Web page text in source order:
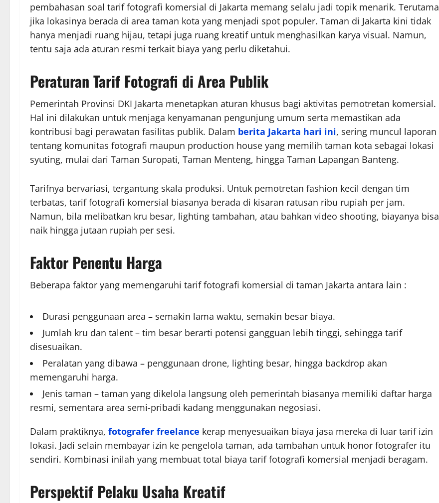
pembahasan soal tarif fotografi komersial di Jakarta memang selalu jadi topik menarik. Terutama
jika lokasinya berada di area taman kota yang menjadi spot populer. Taman di Jakarta kini tidak
hanya menjadi ruang hijau, tetapi juga ruang kreatif untuk menghasilkan karya visual. Namun,
tentu saja ada aturan resmi terkait biaya yang perlu diketahui.
Peraturan Tarif Fotografi di Area Publik
Pemerintah Provinsi DKI Jakarta menetapkan aturan khusus bagi aktivitas pemotretan komersial.
Hal ini dilakukan untuk menjaga kenyamanan pengunjung umum serta memastikan ada
kontribusi bagi perawatan fasilitas publik. Dalam berita Jakarta hari ini, sering muncul laporan
tentang komunitas fotografi maupun production house yang memilih taman kota sebagai lokasi
syuting, mulai dari Taman Suropati, Taman Menteng, hingga Taman Lapangan Banteng.
Tarifnya bervariasi, tergantung skala produksi. Untuk pemotretan fashion kecil dengan tim
terbatas, tarif fotografi komersial biasanya berada di kisaran ratusan ribu rupiah per jam.
Namun, bila melibatkan kru besar, lighting tambahan, atau bahkan video shooting, biayanya bisa
naik hingga jutaan rupiah per sesi.
Faktor Penentu Harga
Beberapa faktor yang memengaruhi tarif fotografi komersial di taman Jakarta antara lain :
Durasi penggunaan area – semakin lama waktu, semakin besar biaya.
Jumlah kru dan talent – tim besar berarti potensi gangguan lebih tinggi, sehingga tarif
disesuaikan.
Peralatan yang dibawa – penggunaan drone, lighting besar, hingga backdrop akan
memengaruhi harga.
Jenis taman – taman yang dikelola langsung oleh pemerintah biasanya memiliki daftar harga
resmi, sementara area semi-pribadi kadang menggunakan negosiasi.
Dalam praktiknya, fotografer freelance kerap menyesuaikan biaya jasa mereka di luar tarif izin
lokasi. Jadi selain membayar izin ke pengelola taman, ada tambahan untuk honor fotografer itu
sendiri. Kombinasi inilah yang membuat total biaya tarif fotografi komersial menjadi beragam.
Perspektif Pelaku Usaha Kreatif